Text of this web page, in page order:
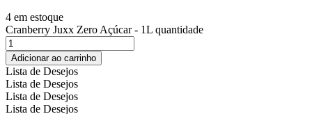
4 em estoque
Cranberry Juxx Zero Açúcar - 1L quantidade
Adicionar ao carrinho
Lista de Desejos
Lista de Desejos
Lista de Desejos
Lista de Desejos